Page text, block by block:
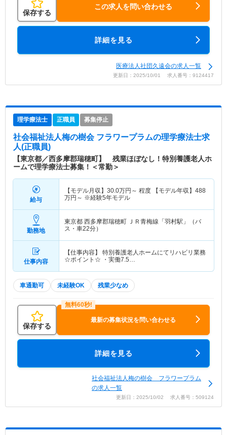
保存する
この求人を問い合わせる
詳細を見る
医療法人社団久遠会の求人一覧
更新日：2025/10/01 求人番号：9124417
理学療法士 正職員 募集停止
社会福祉法人梅の樹会 フラワープラムの理学療法士求
人(正職員)
【東京都／西多摩郡瑞穂町】 残業ほぼなし！特別養護老人ホ
ームで理学療法士募集！＜常勤＞
給与
【モデル月収】 30.0万円～ 程度 【モデル年収】 488
万円～ ※経験5年モデル
勤務地
東京都 西多摩郡瑞穂町 ＪＲ青梅線「羽村駅」（バ
ス・車22分）
仕事内容
【仕事内容】 特別養護老人ホームにてリハビリ業務
☆ポイント☆ ・実働7.5…
車通勤可 未経験OK 残業少なめ
保存する
最新の募集状況を問い合わせる
詳細を見る
社会福祉法人梅の樹会 フラワープラム
の求人一覧
更新日：2025/10/02 求人番号：509124